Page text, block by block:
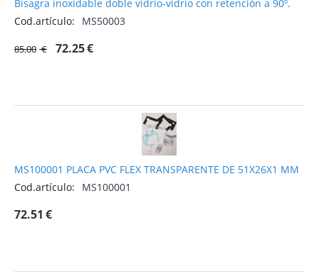
Bisagra inoxidable doble vidrio-vidrio con retención a 90º.
Cod.artículo:
MS50003
85.00 € 72.25€
MS100001 PLACA PVC FLEX TRANSPARENTE DE 51X26X1 MM
Cod.artículo:
MS100001
72.51 €